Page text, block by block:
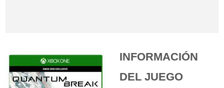
INFORMACIÓN
DEL JUEGO